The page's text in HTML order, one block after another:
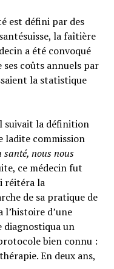
est défini par des
la faîtière
a été convoqué
coûts annuels par
la statistique
suivait la définition
ladite commission
santé, nous nous
ce médecin fut
réitéra la
de sa pratique de
d’une
diagnostiqua un
bien connu :
En deux ans,